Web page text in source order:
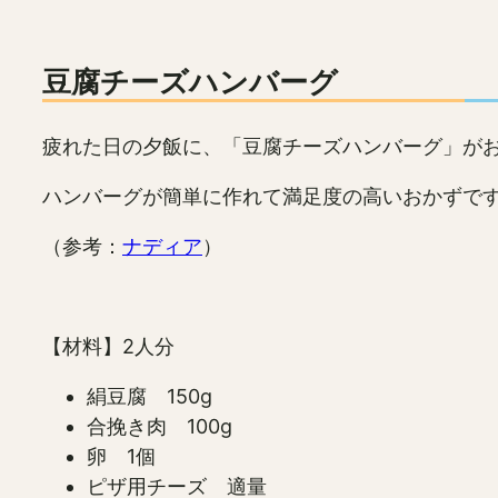
豆腐チーズハンバーグ
疲れた日の夕飯に、「豆腐チーズハンバーグ」が
ハンバーグが簡単に作れて満足度の高いおかずです
（参考： ナディア）
【材料】2人分
絹豆腐 150g
合挽き肉 100g
卵 1個
ピザ用チーズ 適量